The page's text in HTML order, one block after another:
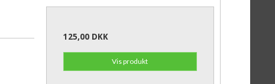
125,00 DKK
Vis produkt